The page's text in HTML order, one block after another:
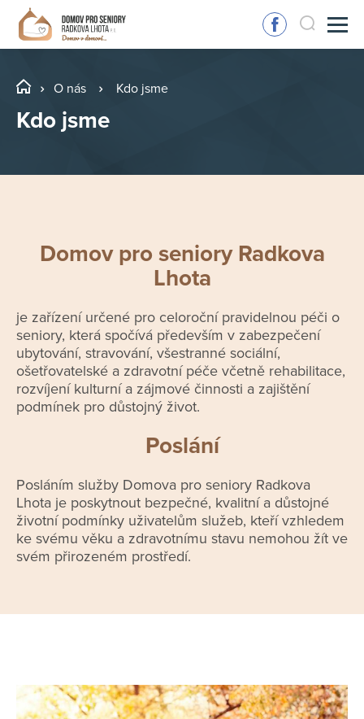
O nás Kdo jsme
Kdo jsme
Domov pro seniory Radkova
Lhota
je zařízení určené pro celoroční pravidelnou péči o
seniory, která spočívá především v zabezpečení
ubytování, stravování, všestranné sociální,
ošetřovatelské a zdravotní péče včetně rehabilitace,
rozvíjení kulturní a zájmové činnosti a zajištění
podmínek pro důstojný život.
Poslání
Posláním služby Domova pro seniory Radkova
Lhota je poskytnout bezpečné, kvalitní a důstojné
životní podmínky uživatelům služeb, kteří vzhledem
ke svému věku a zdravotnímu stavu nemohou žít ve
svém přirozeném prostředí.